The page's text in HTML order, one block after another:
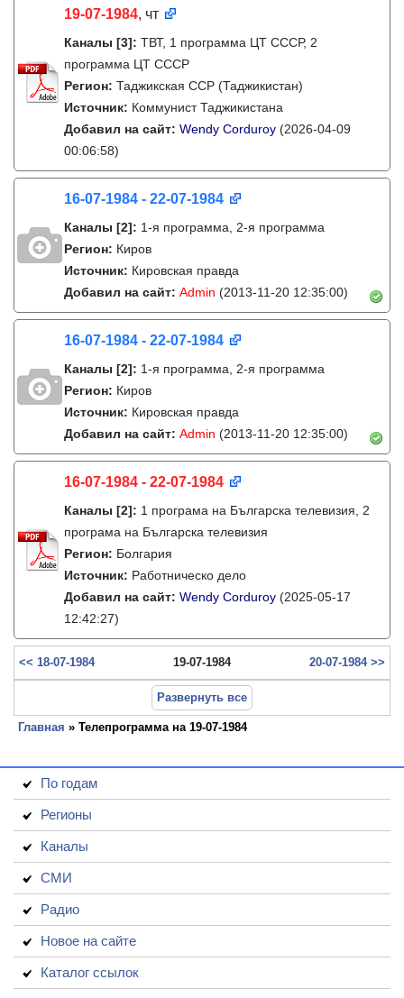
19-07-1984, чт
Каналы [3]: ТВТ, 1 программа ЦТ СССР, 2
программа ЦТ СССР
Регион: Таджикская ССР (Таджикистан)
Источник: Коммунист Таджикистана
Добавил на сайт: Wendy Corduroy (2026-04-09
00:06:58)
16-07-1984 - 22-07-1984
Каналы [2]: 1-я программа, 2-я программа
Регион: Киров
Источник: Кировская правда
Добавил на сайт: Admin (2013-11-20 12:35:00)
16-07-1984 - 22-07-1984
Каналы [2]: 1-я программа, 2-я программа
Регион: Киров
Источник: Кировская правда
Добавил на сайт: Admin (2013-11-20 12:35:00)
16-07-1984 - 22-07-1984
Каналы [2]: 1 програма на Българска телевизия, 2
програма на Българска телевизия
Регион: Болгария
Источник: Работническо дело
Добавил на сайт: Wendy Corduroy (2025-05-17
12:42:27)
<< 18-07-1984 19-07-1984 20-07-1984 >>
Развернуть все
Главная » Телепрограмма на 19-07-1984
По годам
Регионы
Каналы
СМИ
Радио
Новое на сайте
Каталог ссылок